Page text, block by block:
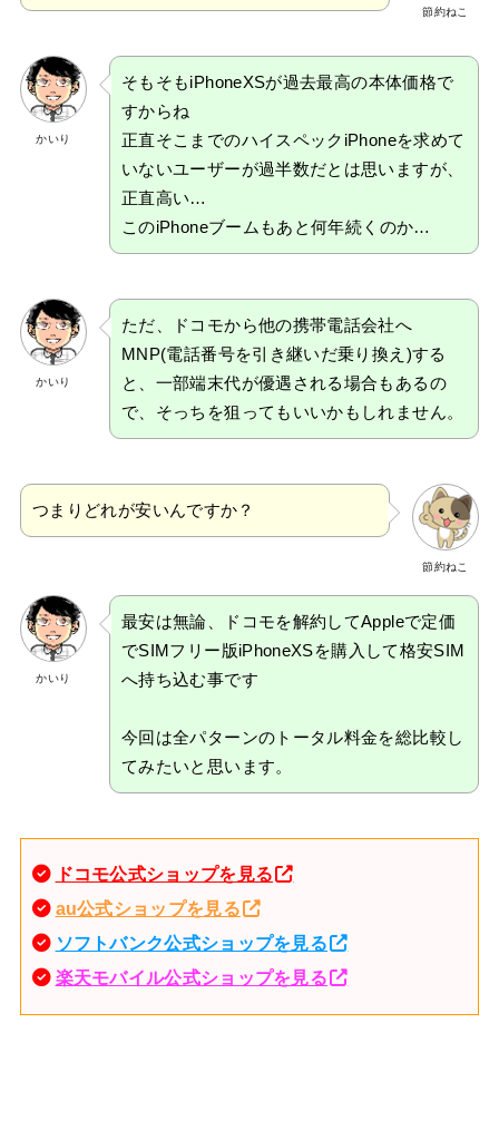
節約ねこ
かいり
そもそもiPhoneXSが過去最高の本体価格で
すからね
正直そこまでのハイスペックiPhoneを求めて
いないユーザーが過半数だとは思いますが、
正直高い…
このiPhoneブームもあと何年続くのか…
かいり
ただ、ドコモから他の携帯電話会社へ
MNP(電話番号を引き継いだ乗り換え)する
と、一部端末代が優遇される場合もあるの
で、そっちを狙ってもいいかもしれません。
節約ねこ
つまりどれが安いんですか？
かいり
最安は無論、ドコモを解約してAppleで定価
でSIMフリー版iPhoneXSを購入して格安SIM
へ持ち込む事です
今回は全パターンのトータル料金を総比較し
てみたいと思います。
ドコモ公式ショップを見る
au公式ショップを見る
ソフトバンク公式ショップを見る
楽天モバイル公式ショップを見る